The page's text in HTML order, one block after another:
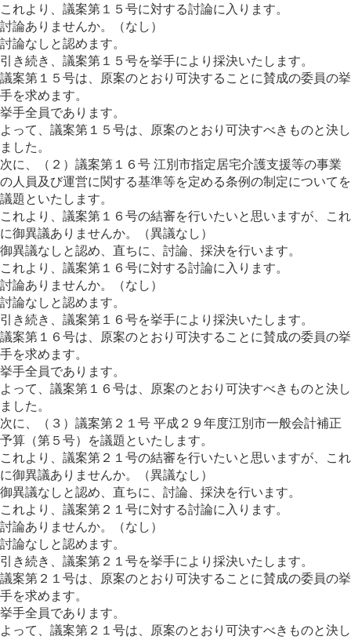
これより、議案第１５号に対する討論に入ります。
討論ありませんか。（なし）
討論なしと認めます。
引き続き、議案第１５号を挙手により採決いたします。
議案第１５号は、原案のとおり可決することに賛成の委員の挙
手を求めます。
挙手全員であります。
よって、議案第１５号は、原案のとおり可決すべきものと決し
ました。
次に、（２）議案第１６号 江別市指定居宅介護支援等の事業
の人員及び運営に関する基準等を定める条例の制定についてを
議題といたします。
これより、議案第１６号の結審を行いたいと思いますが、これ
に御異議ありませんか。（異議なし）
御異議なしと認め、直ちに、討論、採決を行います。
これより、議案第１６号に対する討論に入ります。
討論ありませんか。（なし）
討論なしと認めます。
引き続き、議案第１６号を挙手により採決いたします。
議案第１６号は、原案のとおり可決することに賛成の委員の挙
手を求めます。
挙手全員であります。
よって、議案第１６号は、原案のとおり可決すべきものと決し
ました。
次に、（３）議案第２１号 平成２９年度江別市一般会計補正
予算（第５号）を議題といたします。
これより、議案第２１号の結審を行いたいと思いますが、これ
に御異議ありませんか。（異議なし）
御異議なしと認め、直ちに、討論、採決を行います。
これより、議案第２１号に対する討論に入ります。
討論ありませんか。（なし）
討論なしと認めます。
引き続き、議案第２１号を挙手により採決いたします。
議案第２１号は、原案のとおり可決することに賛成の委員の挙
手を求めます。
挙手全員であります。
よって、議案第２１号は、原案のとおり可決すべきものと決し